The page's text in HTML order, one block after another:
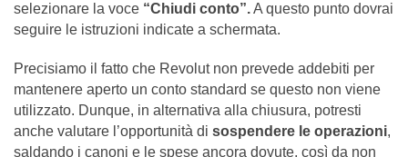
selezionare la voce “Chiudi conto”.A questo punto dovrai
seguire le istruzioni indicate a schermata.
Precisiamo il fatto che Revolut non prevede addebiti per
mantenere aperto un conto standard se questo non viene
utilizzato. Dunque, in alternativa alla chiusura, potresti
anche valutare l’opportunità di sospendere le operazioni,
saldando i canoni e le spese ancora dovute, così da non